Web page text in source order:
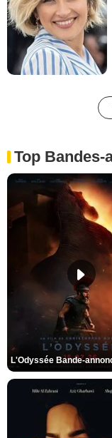
Top Bandes-